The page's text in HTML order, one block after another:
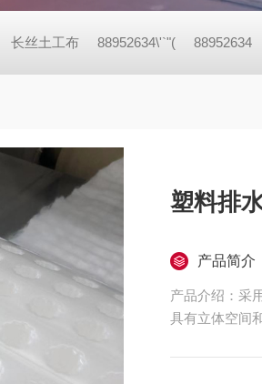
长丝土工布 88952634\'`"( 88952634
塑料排
产品简介
产品介绍：采
具有立体空间